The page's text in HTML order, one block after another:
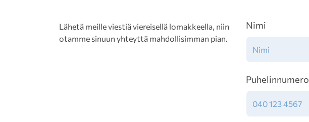
Lähetä meille viestiä viereisellä lomakkeella, niin
otamme sinuun yhteyttä mahdollisimman pian.
Nimi
Puhelinnumero